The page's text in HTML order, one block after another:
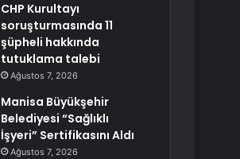
CHP Kurultayı
soruşturmasında 11
şüpheli hakkında
tutuklama talebi
Ağustos 7, 2026
Manisa Büyükşehir
Belediyesi “Sağlıklı
İşyeri” Sertifikasını Aldı
Ağustos 7, 2026